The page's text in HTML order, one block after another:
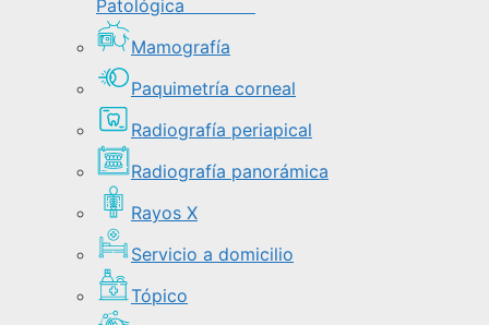
Patológica
Mamografía
Paquimetría corneal
Radiografía periapical
Radiografía panorámica
Rayos X
Servicio a domicilio
Tópico